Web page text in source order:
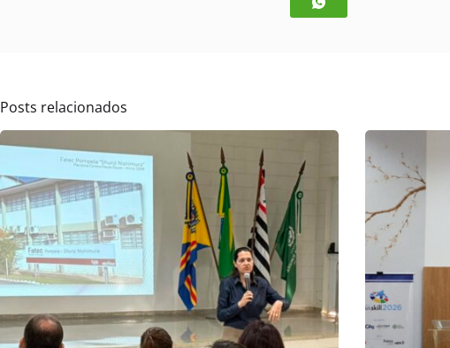
Posts relacionados